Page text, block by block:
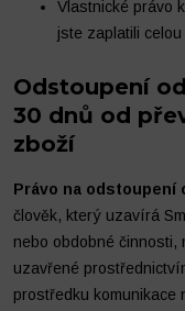
Vlastnické právo
jste zaplatili
Odstoupení
30 dnů od
zboží
Právo na odstoupení
člověk, který uzavírá
nebo obdobné činnosti,
uzavřené
prostředku